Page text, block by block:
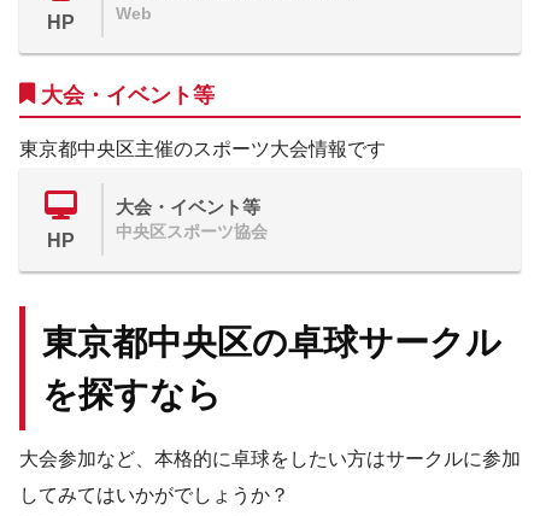
HP Web
大会・イベント等
東京都中央区主催のスポーツ大会情報です
HP
大会・イベント等
中央区スポーツ協会
東京都中央区の卓球サークル
を探すなら
大会参加など、本格的に卓球をしたい方はサークルに参加
してみてはいかがでしょうか？